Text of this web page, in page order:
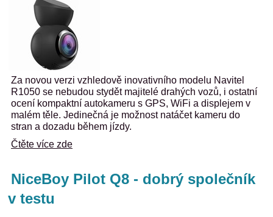
Za novou verzi vzhledově inovativního modelu Navitel
R1050 se nebudou stydět majitelé drahých vozů, i ostatní
ocení kompaktní autokameru s GPS, WiFi a displejem v
malém těle. Jedinečná je možnost natáčet kameru do
stran a dozadu během jízdy.
Čtěte více zde
NiceBoy Pilot Q8 - dobrý společník
v testu